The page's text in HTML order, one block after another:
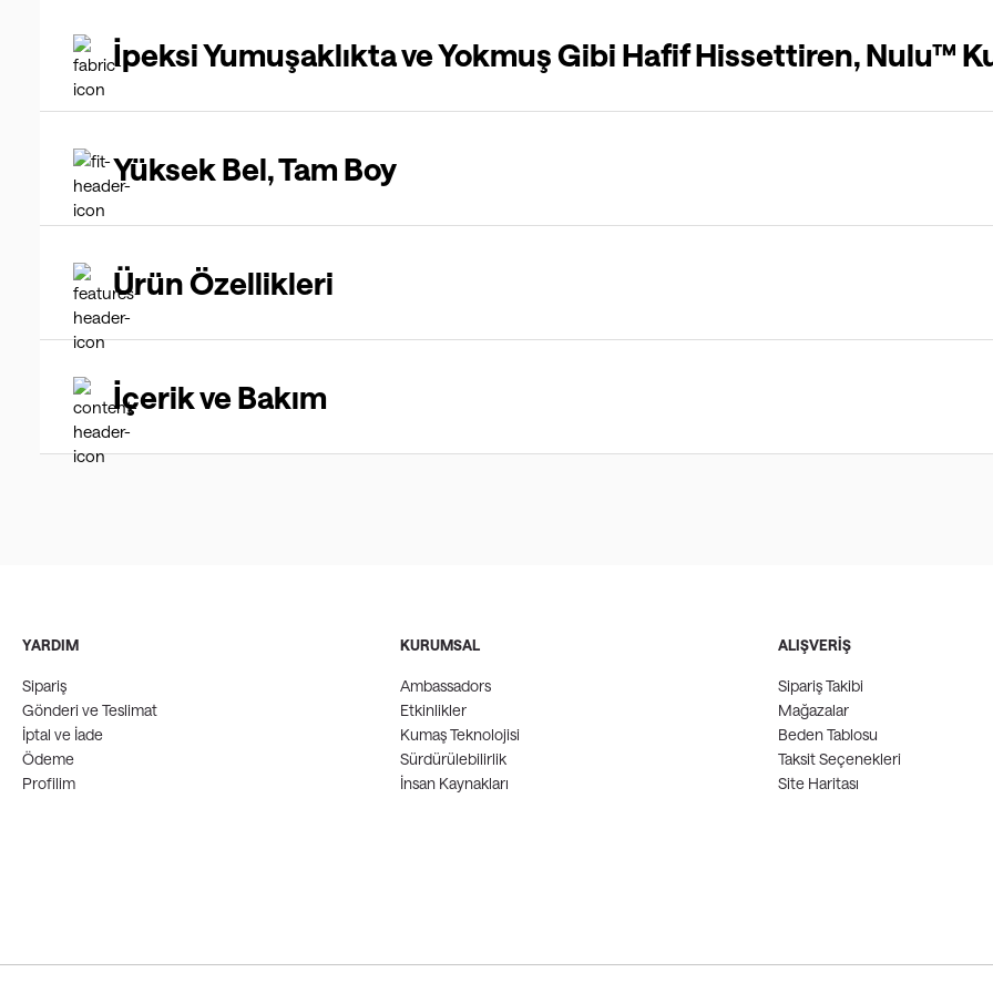
İpeksi Yumuşaklıkta ve Yokmuş Gibi Hafif Hissettiren, Nulu™
Yüksek Bel, Tam Boy
Ürün Özellikleri
İçerik ve Bakım
YARDIM
Sipariş
Gönderi ve Teslimat
İptal ve İade
Ödeme
Profilim
KURUMSAL
Ambassadors
Etkinlikler
Kumaş Teknolojisi
Sürdürülebilirlik
İnsan Kaynakları
ALIŞVERİŞ
Sipariş Takibi
Mağazalar
Beden Tablosu
Taksit Seçenekleri
Site Haritası